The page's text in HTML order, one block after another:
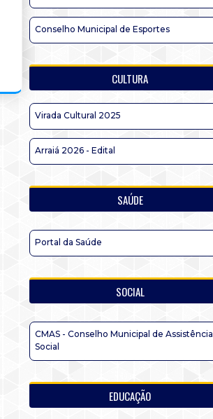
Conselho Municipal de Esportes
CULTURA
Virada Cultural 2025
Arraiá 2026 - Edital
SAÚDE
Portal da Saúde
SOCIAL
CMAS - Conselho Municipal de Assistência
Social
EDUCAÇÃO